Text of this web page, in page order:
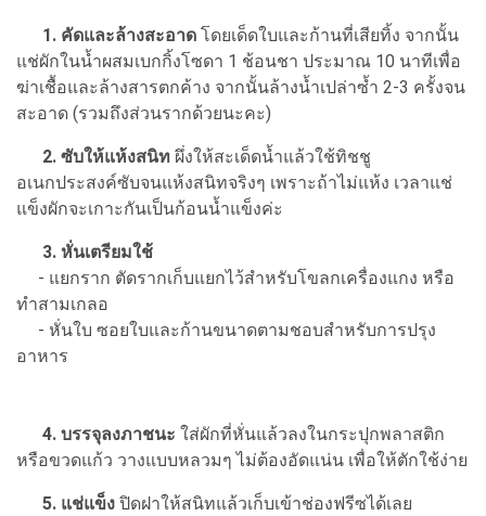
1. คัดและล้างสะอาด โดยเด็ดใบและก้านที่เสียทิ้ง จากนั้น
แช่ผักในน้ำผสมเบกกิ้งโซดา 1 ช้อนชา ประมาณ 10 นาทีเพื่อ
ฆ่าเชื้อและล้างสารตกค้าง จากนั้นล้างน้ำเปล่าซ้ำ 2-3 ครั้งจน
สะอาด (รวมถึงส่วนรากด้วยนะคะ)
2. ซับให้แห้งสนิท ผึ่งให้สะเด็ดน้ำแล้วใช้ทิชชู
อเนกประสงค์ซับจนแห้งสนิทจริงๆ เพราะถ้าไม่แห้ง เวลาแช่
แข็งผักจะเกาะกันเป็นก้อนน้ำแข็งค่ะ
3. หั่นเตรียมใช้
- แยกราก ตัดรากเก็บแยกไว้สำหรับโขลกเครื่องแกง หรือ
ทำสามเกลอ
- หั่นใบ ซอยใบและก้านขนาดตามชอบสำหรับการปรุง
อาหาร
4. บรรจุลงภาชนะ ใส่ผักที่หั่นแล้วลงในกระปุกพลาสติก
หรือขวดแก้ว วางแบบหลวมๆ ไม่ต้องอัดแน่น เพื่อให้ตักใช้ง่าย
5. แช่แข็ง ปิดฝาให้สนิทแล้วเก็บเข้าช่องฟรีซได้เลย